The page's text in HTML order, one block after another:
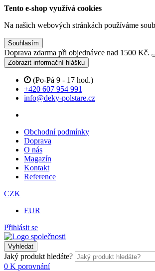
Tento e-shop využívá cookies
Na našich webových stránkách používáme
Souhlasím
Doprava zdarma při objednávce nad 1500 Kč.
Zobrazit informační hlášku
(Po-Pá 9 - 17 hod.)
+420 607 954 991
info@deky-polstare.cz
Obchodní podmínky
Doprava
O nás
Magazín
Kontakt
Reference
CZK
EUR
Přihlásit se
Vyhledat
Jaký produkt hledáte?
0 K porovnání